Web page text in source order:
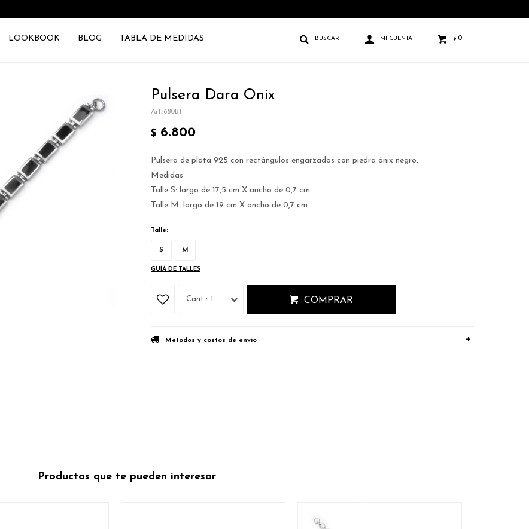
LOOKBOOK BLOG TABLA DE MEDIDAS $ 0
Pulsera Dara Onix
680B1
$ 6.800
Pulsera de plata 925 con rectángulos engarzados con piedra ónix negro.
Medidas
Talle S: largo de 17,5 cm X ancho de 0,7 cm
Talle M: largo de 19 cm X ancho de 0,7 cm
Talle:
S M
GUÍA DE TALLES
1 COMPRAR
Métodos y costos de envío
Productos que te pueden interesar